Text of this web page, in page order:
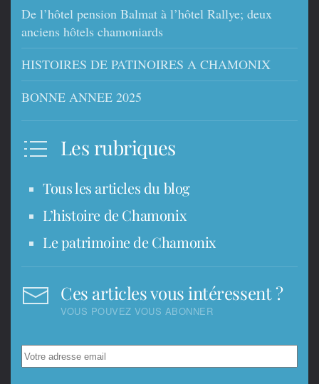
De l’hôtel pension Balmat à l’hôtel Rallye; deux
anciens hôtels chamoniards
HISTOIRES DE PATINOIRES A CHAMONIX
BONNE ANNEE 2025
Les rubriques
Tous les articles du blog
L’histoire de Chamonix
Le patrimoine de Chamonix
Ces articles vous intéressent ?
VOUS POUVEZ VOUS ABONNER